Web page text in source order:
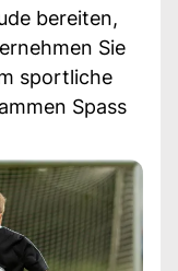
bereiten,
Sie
sportliche
Spass